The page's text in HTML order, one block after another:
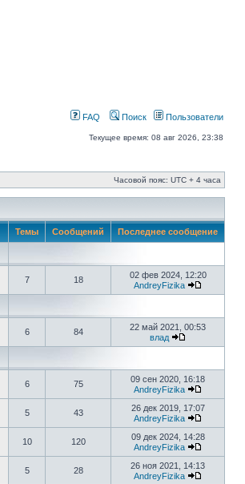
FAQ Поиск Пользователи
Текущее время: 08 авг 2026, 23:38
Часовой пояс: UTC + 4 часа
Темы Сообщений Последнее сообщение
7 18
02 фев 2024, 12:20
AndreyFizika
6 84
22 май 2021, 00:53
влад
6 75
09 сен 2020, 16:18
AndreyFizika
5 43
26 дек 2019, 17:07
AndreyFizika
10 120
09 дек 2024, 14:28
AndreyFizika
5 28
26 ноя 2021, 14:13
AndreyFizika